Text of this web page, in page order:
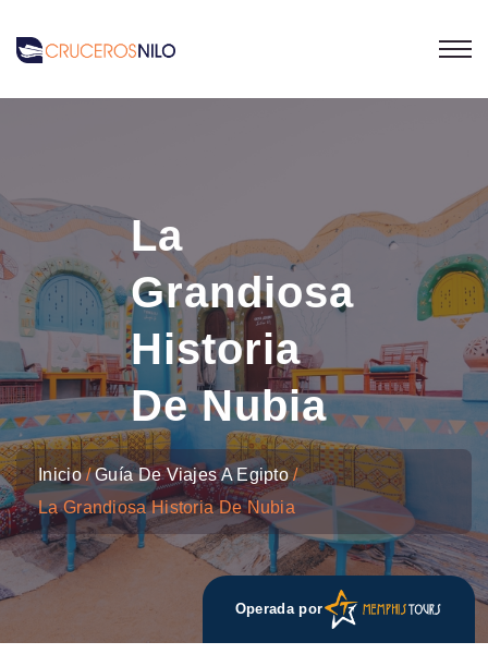
La
Grandiosa
Historia
De Nubia
Inicio
Guía De Viajes A Egipto
La Grandiosa Historia De Nubia
Operada por